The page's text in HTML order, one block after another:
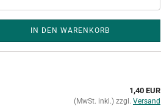
IN DEN WARENKORB
1,40 EUR
(MwSt. inkl.) zzgl. Versand